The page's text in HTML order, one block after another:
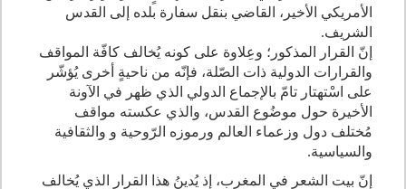
الأمريكي الأخير، القاضي بنقل سفارة بلده إلى القدس
الشريف.
إنّ القرار المذكور؛ وعِلاوة على كونه يُخالف كافّة المواقف
والقرارات الدولية ذات الصّلة، فإنّه من ناحيةٍ أخرى يُؤشّر
على اسْتهتار تامّ بالإجماع الدولي الذي ظهر في الآونة
الأخيرة حول موضُوع القدس، والذي عكسته مواقف
مُختلف دول وزعماء العالم ورموزه الرّوحية و والثقافية
والسياسية.
إنّ بيت الشعر في المغرب، إذ يُدينُ هذا القرار الذي يُخالف